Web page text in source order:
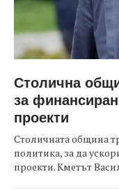
Столична
за
проекти
Столичната община
политика, за да
проекти. Кметът